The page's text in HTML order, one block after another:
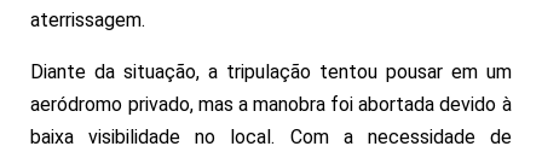
aterrissagem.
Diante da situação, a tripulação tentou pousar em um
aeródromo privado, mas a manobra foi abortada devido à
baixa visibilidade no local. Com a necessidade de